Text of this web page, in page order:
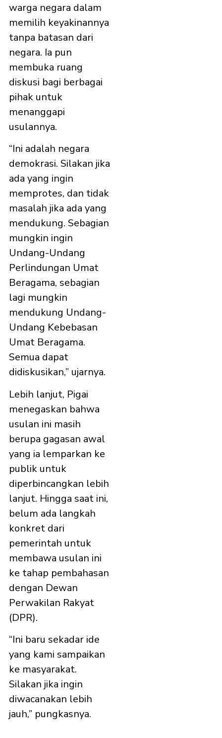
warga negara dalam
memilih keyakinannya
tanpa batasan dari
negara. Ia pun
membuka ruang
diskusi bagi berbagai
pihak untuk
menanggapi
usulannya.
“Ini adalah negara
demokrasi. Silakan jika
ada yang ingin
memprotes, dan tidak
masalah jika ada yang
mendukung. Sebagian
mungkin ingin
Undang-Undang
Perlindungan Umat
Beragama, sebagian
lagi mungkin
mendukung Undang-
Undang Kebebasan
Umat Beragama.
Semua dapat
didiskusikan,” ujarnya.
Lebih lanjut, Pigai
menegaskan bahwa
usulan ini masih
berupa gagasan awal
yang ia lemparkan ke
publik untuk
diperbincangkan lebih
lanjut. Hingga saat ini,
belum ada langkah
konkret dari
pemerintah untuk
membawa usulan ini
ke tahap pembahasan
dengan Dewan
Perwakilan Rakyat
(DPR).
“Ini baru sekadar ide
yang kami sampaikan
ke masyarakat.
Silakan jika ingin
diwacanakan lebih
jauh,” pungkasnya.